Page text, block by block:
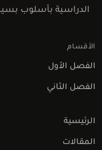
الدراسية بأسلوب
الأقسام
الفصل الأول
الفصل الثاني
الرئيسية
المقالات